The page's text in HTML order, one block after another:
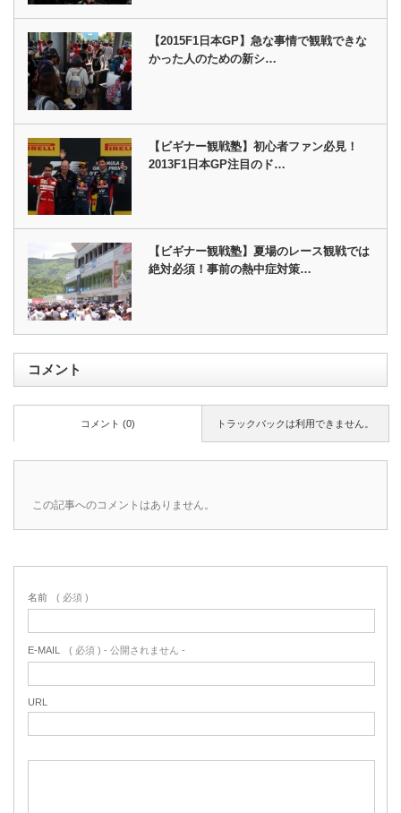
【2015F1日本GP】急な事情で観戦できな
かった人のための新シ…
【ビギナー観戦塾】初心者ファン必見！
2013F1日本GP注目のド…
【ビギナー観戦塾】夏場のレース観戦では
絶対必須！事前の熱中症対策…
コメント
トラックバックは利用できません。
コメント (0)
この記事へのコメントはありません。
名前 ( 必須 )
E-MAIL ( 必須 ) - 公開されません -
URL